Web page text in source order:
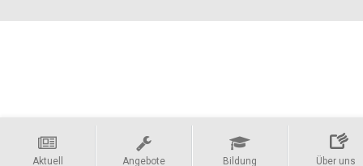
Aktuell Angebote Bildung Über uns